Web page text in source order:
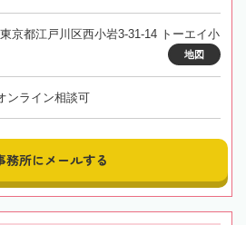
京都江戸川区西小岩3-31-14 トーエイ小
地図
ンライン相談可
務所にメールする